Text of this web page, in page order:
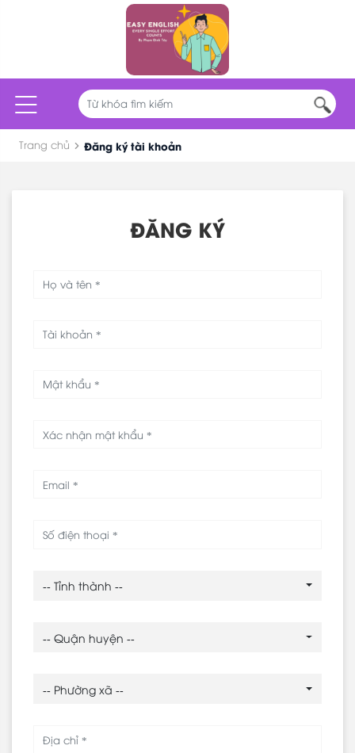
Trang chủ Đăng ký tài khoản
ĐĂNG KÝ
-- Tỉnh thành --
-- Quận huyện --
-- Phường xã --